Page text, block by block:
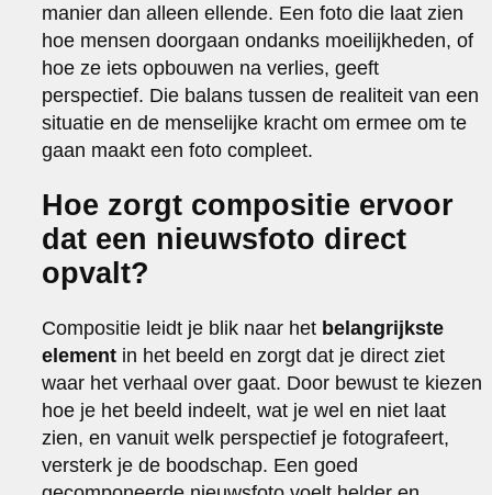
manier dan alleen ellende. Een foto die laat zien
hoe mensen doorgaan ondanks moeilijkheden, of
hoe ze iets opbouwen na verlies, geeft
perspectief. Die balans tussen de realiteit van een
situatie en de menselijke kracht om ermee om te
gaan maakt een foto compleet.
Hoe zorgt compositie ervoor
dat een nieuwsfoto direct
opvalt?
Compositie leidt je blik naar het belangrijkste
element in het beeld en zorgt dat je direct ziet
waar het verhaal over gaat. Door bewust te kiezen
hoe je het beeld indeelt, wat je wel en niet laat
zien, en vanuit welk perspectief je fotografeert,
versterk je de boodschap. Een goed